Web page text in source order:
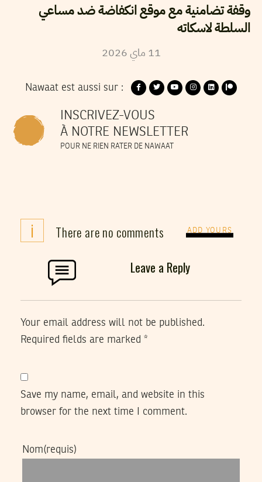
وقفة تضامنية مع موقع انكفاضة ضد مساعي
السلطة لاسكاته
11 ماي2026
Nawaat est aussi sur :
INSCRIVEZ-VOUS
À NOTRE NEWSLETTER
POUR NE RIEN RATER DE NAWAAT
i There are no comments ADD YOURS
Leave a Reply
Your email address will not be published.
Required fields are marked *
Save my name, email, and website in this
browser for the next time I comment.
Nom(requis)